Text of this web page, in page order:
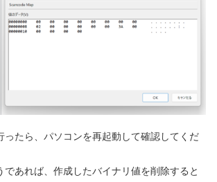
ったら、パソコンを再起動して確認してくだ
であれば、作成したバイナリ値を削除すると